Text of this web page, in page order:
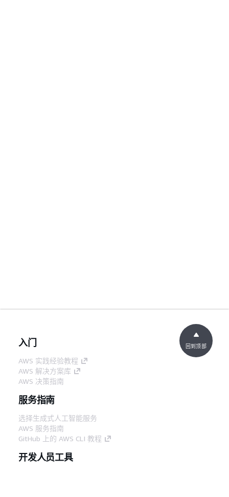
入门
AWS 实践经验教程
AWS 解决方案库
AWS 决策指南
服务指南
选择生成式人工智能服务
AWS 服务指南
GitHub 上的 AWS CLI 教程
开发人员工具
回到顶部